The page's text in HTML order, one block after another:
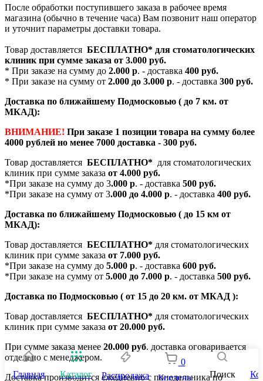
После обработки поступившего заказа в рабочее время
магазина (обычно в течение часа) Вам позвонит наш оператор
и уточнит параметры доставки товара.
Товар доставляется БЕСПЛАТНО* для стоматологических
клиник при сумме заказа от 3.000 руб.
* При заказе на сумму до 2.000 р. - доставка 400 руб.
* При заказе на сумму от 2.000 до 3.000 р. - доставка 300 руб.
Доставка по ближайшему Подмосковью ( до 7 км. от
МКАД):
ВНИМАНИЕ! При заказе 1 позиции товара на сумму более
4000 рублей но менее 7000 доставка - 300 руб.
Товар доставляется БЕСПЛАТНО* для стоматологических
клиник при сумме заказа от 4.000 руб.
*При заказе на сумму до 3.000 р. - доставка 500 руб.
*При заказе на сумму от 3.000 до 4.000 р. - доставка 400 руб.
Доставка по ближайшему Подмосковью ( до 15 км от
МКАД):
Товар доставляется БЕСПЛАТНО* для стоматологических
клиник при сумме заказа от 7.000 руб.
*При заказе на сумму до 5.000 р. - доставка 600 руб.
*При заказе на сумму от 5.000 до 7.000 р. - доставка 500 руб.
Доставка по Подмосковью ( от 15 до 20 км. от МКАД ):
Товар доставляется БЕСПЛАТНО* для стоматологических
клиник при сумме заказа от 20.000 руб.
При сумме заказа менее 20.000 руб. доставка оговаривается
отдельно с менеджером.
Доставка производится ежедневно с понедельника по
Главная Каталог Распродажа
0
Корзина
Поиск